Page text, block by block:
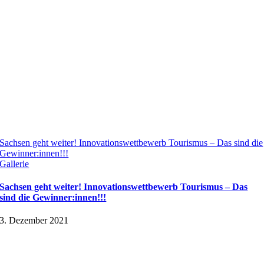
Sachsen geht weiter! Innovationswettbewerb Tourismus – Das sind die
Gewinner:innen!!!
Gallerie
Sachsen geht weiter! Innovationswettbewerb Tourismus – Das
sind die Gewinner:innen!!!
3. Dezember 2021